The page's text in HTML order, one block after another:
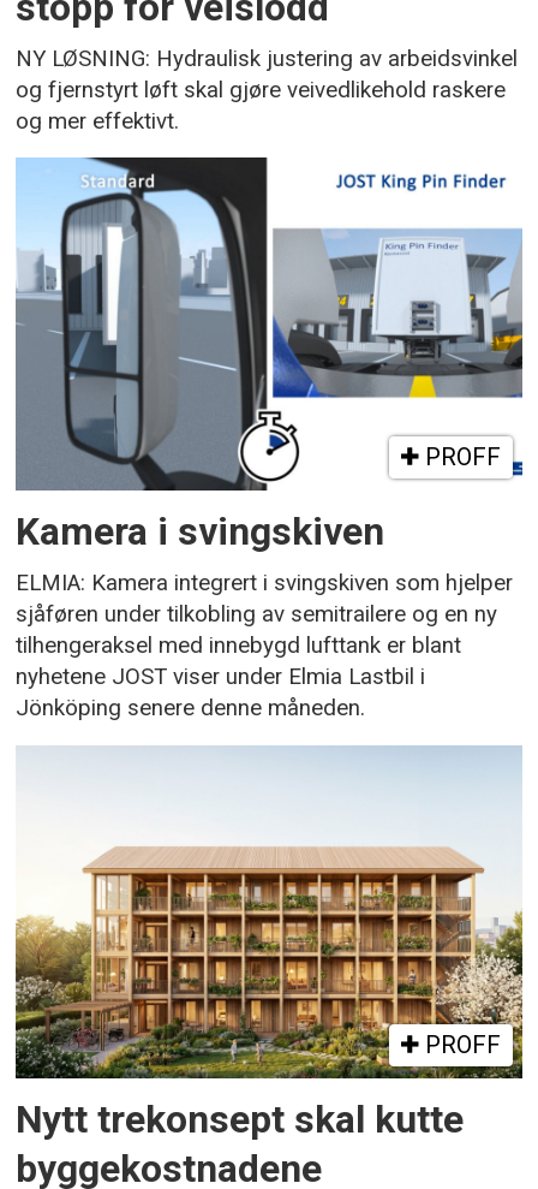
NY LØSNING: Hydraulisk justering av arbeidsvinkel
og fjernstyrt løft skal gjøre veivedlikehold raskere
og mer effektivt.
PROFF
Kamera i svingskiven
ELMIA: Kamera integrert i svingskiven som hjelper
sjåføren under tilkobling av semitrailere og en ny
tilhengeraksel med innebygd lufttank er blant
nyhetene JOST viser under Elmia Lastbil i
Jönköping senere denne måneden.
PROFF
Nytt trekonsept skal kutte
byggekostnadene